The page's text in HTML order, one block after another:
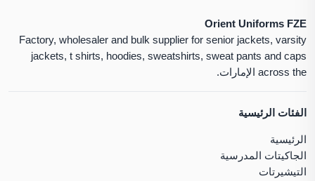
Orient Uniforms FZE
Factory, wholesaler and bulk supplier for senior jackets, varsity
jackets, t shirts, hoodies, sweatshirts, sweat pants and caps
across the الإمارات.
الفئات الرئيسية
الرئيسية
الجاكيتات المدرسية
التيشيرتات